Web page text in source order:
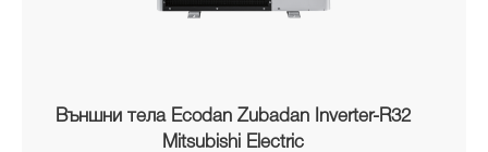
Външни тела Ecodan Zubadan Inverter-R32
Mitsubishi Electric